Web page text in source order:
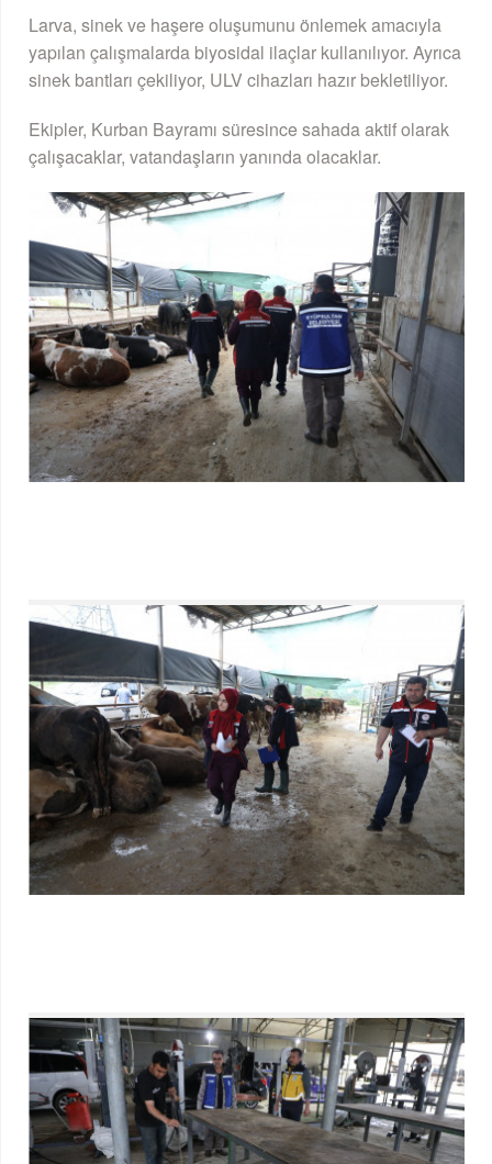
Larva, sinek ve haşere oluşumunu önlemek amacıyla
yapılan çalışmalarda biyosidal ilaçlar kullanılıyor. Ayrıca
sinek bantları çekiliyor, ULV cihazları hazır bekletiliyor.
Ekipler, Kurban Bayramı süresince sahada aktif olarak
çalışacaklar, vatandaşların yanında olacaklar.